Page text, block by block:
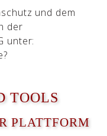
und dem
der
unter:
TOOLS
PLATTFORM